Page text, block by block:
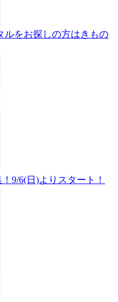
ルをお探しの方はきもの
9/6(日)よりスタート！